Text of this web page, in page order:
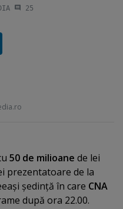
25
50 de milioane de lei
prezentatoare de la
şedinţă în care CNA
după ora 22.00.